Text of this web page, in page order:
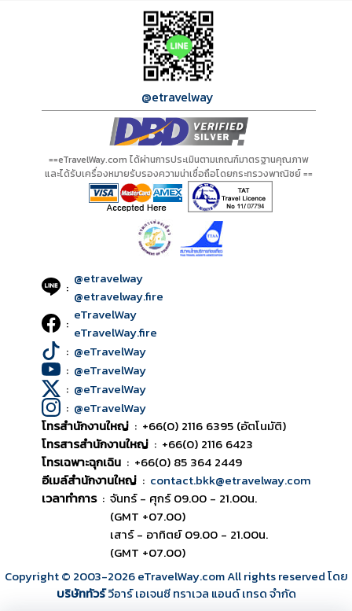
@etravelway
==eTravelWay.com ได้ผ่านการประเมินตามเกณฑ์มาตรฐานคุณภาพ
และได้รับเครื่องหมายรับรองความน่าเชื่อถือโดยกระทรวงพาณิชย์ ==
: @etravelway
@etravelway.fire
: eTravelWay
eTravelWay.fire
: @eTravelWay
: @eTravelWay
: @eTravelWay
: @eTravelWay
โทรสำนักงานใหญ่ : +66(0) 2116 6395 (อัตโนมัติ)
โทรสารสำนักงานใหญ่ : +66(0) 2116 6423
โทรเฉพาะฉุกเฉิน : +66(0) 85 364 2449
อีเมล์สำนักงานใหญ่ : contact.bkk@etravelway.com
เวลาทำการ : จันทร์ - ศุกร์ 09.00 - 21.00น.
(GMT +07.00)
เสาร์ - อาทิตย์ 09.00 - 21.00น.
(GMT +07.00)
Copyright © 2003-2026eTravelWay.com All rights reserved โดย
บริษัททัวร์วีอาร์ เอเจนซี ทราเวล แอนด์ เทรด จำกัด